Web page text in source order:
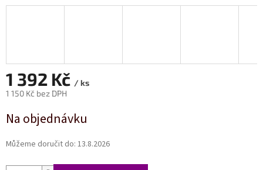
1 392 Kč / ks
1 150 Kč bez DPH
cena:
Na objednávku
Můžeme doručit do: 13.8.2026